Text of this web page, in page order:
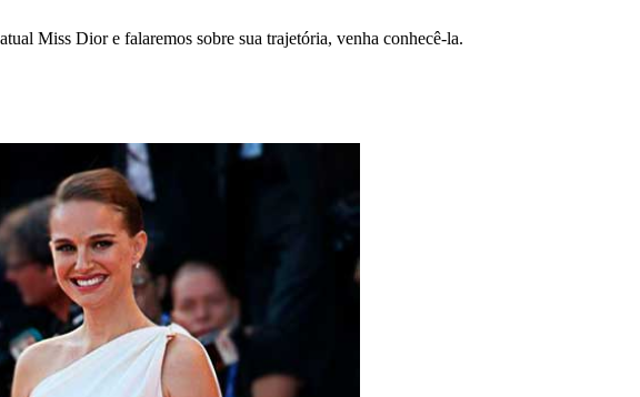
Miss Dior e falaremos sobre sua trajetória, venha conhecê-la.